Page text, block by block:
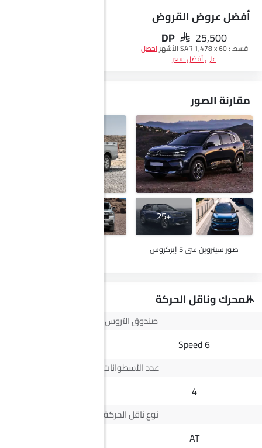
أفضل عروض القروض
DP SAR 25,500
قسط :SAR 1,478 x 60 الأشهر احصل
على أفضل سعر
مقارنة الصور
+25
صور سيتروين سي 5 إيركروس
المحرك وناقل الحركة
صندوق التروس
6 Speed
عدد الأسطوانات
4
نوع ناقل الحركة
AT